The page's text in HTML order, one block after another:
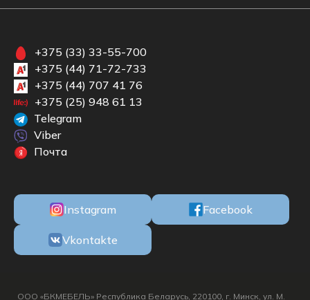
+375 (33) 33-55-700
+375 (44) 71-72-733
+375 (44) 707 41 76
+375 (25) 948 61 13
Telegram
Viber
Почта
Instagram Facebook
Vkontakte
ООО «БКМЕБЕЛЬ» Республика Беларусь, 220100, г. Минск, ул. М.